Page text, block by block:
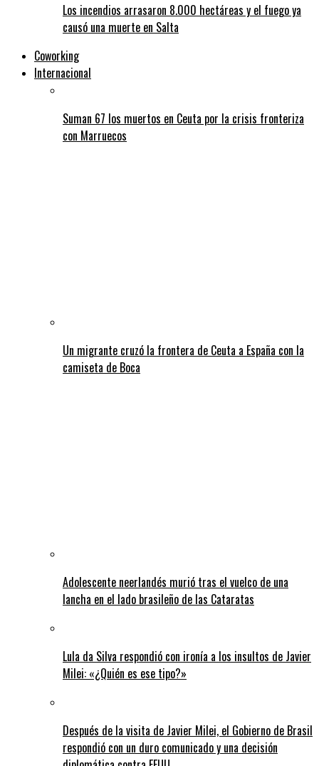
Los incendios arrasaron 8.000 hectáreas y el fuego ya
causó una muerte en Salta
Coworking
Internacional
Suman 67 los muertos en Ceuta por la crisis fronteriza
con Marruecos
Un migrante cruzó la frontera de Ceuta a España con la
camiseta de Boca
Adolescente neerlandés murió tras el vuelco de una
lancha en el lado brasileño de las Cataratas
Lula da Silva respondió con ironía a los insultos de Javier
Milei: «¿Quién es ese tipo?»
Después de la visita de Javier Milei, el Gobierno de Brasil
respondió con un duro comunicado y una decisión